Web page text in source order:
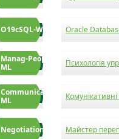
O19cSQL-WS Oracle
Manag-People-
ML
Психологія
Communication-
ML
Negotiation-ML Майстер